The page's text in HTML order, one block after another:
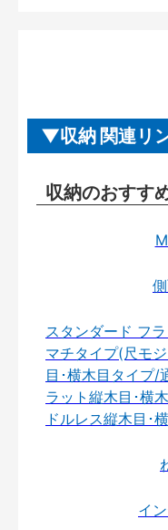
収納 関連リ
収納のおすす
スタンダード フ
マチタイプ(尺モ
目･横木目タイプ/
ラット縦木目･横
ドルレス縦木目･
イ